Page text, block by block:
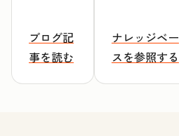
ブログ記
事を読む
ナレッジベー
スを参照する